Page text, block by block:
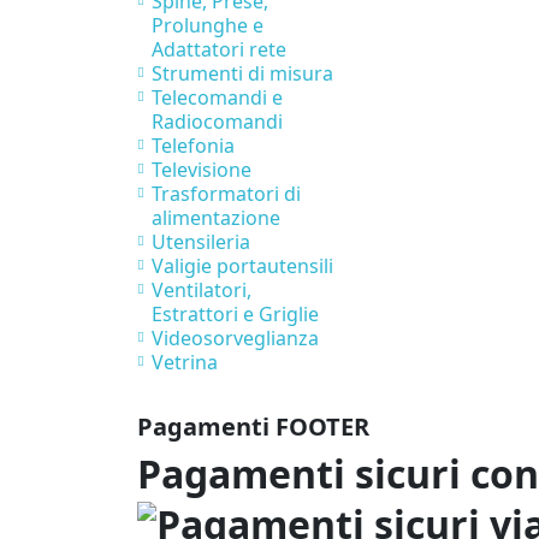
Prolunghe e
Adattatori rete
Strumenti di misura
Telecomandi e
Radiocomandi
Telefonia
Televisione
Trasformatori di
alimentazione
Utensileria
Valigie portautensili
Ventilatori,
Estrattori e Griglie
Videosorveglianza
Vetrina
Pagamenti FOOTER
Pagamenti sicuri